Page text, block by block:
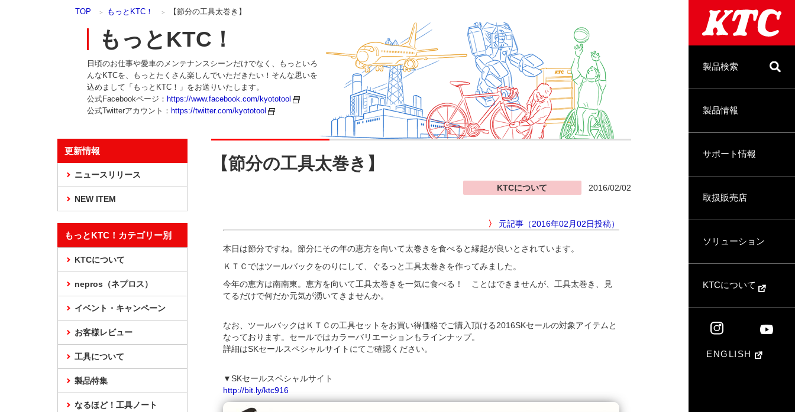
製品検索
製品情報
サポート情報
取扱販売店
ソリューション
KTCについて
ENGLISH
TOP もっとKTC！ 【節分の工具太巻き】
もっとKTC！
日頃のお仕事や愛車のメンテナンスシーンだけでなく、もっといろ
んなKTCを、もっとたくさん楽しんでいただきたい！そんな思いを
込めまして「もっとKTC！」をお送りいたします。
公式Facebookページ： https://www.facebook.com/kyototool
公式Twitterアカウント： https://twitter.com/kyototool
【節分の工具太巻き】
KTCについて 2016/02/02
〉 元記事（2016年02月02日投稿）
本日は節分ですね。節分にその年の恵方を向いて太巻きを食べると縁起が良いとされています。
ＫＴＣではツールバックをのりにして、ぐるっと工具太巻きを作ってみました。
今年の恵方は南南東。恵方を向いて工具太巻きを一気に食べる！ ことはできませんが、工具太巻き、見
てるだけで何だか元気が湧いてきませんか。
なお、ツールバックはＫＴＣの工具セットをお買い得価格でご購入頂ける2016SKセールの対象アイテムと
なっております。セールではカラーバリエーションもラインナップ。
詳細はSKセールスペシャルサイトにてご確認ください。
▼SKセールスペシャルサイト
http://bit.ly/ktc916
更新情報
ニュースリリース
NEW ITEM
もっとKTC！カテゴリー別
KTCについて
nepros（ネプロス）
イベント・キャンペーン
お客様レビュー
工具について
製品特集
なるほど！工具ノート